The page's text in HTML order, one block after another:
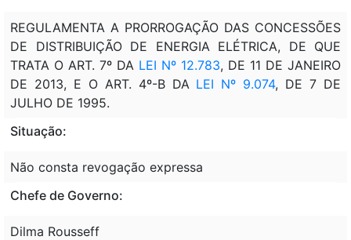
REGULAMENTA A PRORROGAÇÃO DAS CONCESSÕES
DE DISTRIBUIÇÃO DE ENERGIA ELÉTRICA, DE QUE
TRATA O ART. 7º DA LEI Nº 12.783, DE 11 DE JANEIRO
DE 2013, E O ART. 4º-B DA LEI Nº 9.074, DE 7 DE
JULHO DE 1995.
Situação:
Não consta revogação expressa
Chefe de Governo:
Dilma Rousseff